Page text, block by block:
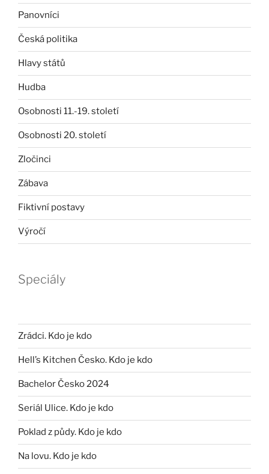
Panovníci
Česká politika
Hlavy států
Hudba
Osobnosti 11.-19. století
Osobnosti 20. století
Zločinci
Zábava
Fiktivní postavy
Výročí
Speciály
Zrádci. Kdo je kdo
Hell’s Kitchen Česko. Kdo je kdo
Bachelor Česko 2024
Seriál Ulice. Kdo je kdo
Poklad z půdy. Kdo je kdo
Na lovu. Kdo je kdo